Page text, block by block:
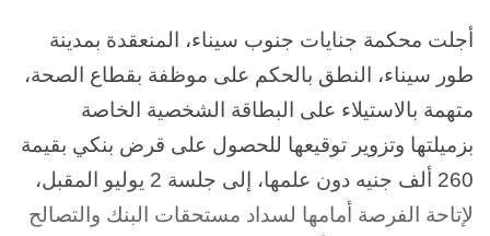
أجلت محكمة جنايات جنوب سيناء، المنعقدة بمدينة
طور سيناء، النطق بالحكم على موظفة بقطاع الصحة،
متهمة بالاستيلاء على البطاقة الشخصية الخاصة
بزميلتها وتزوير توقيعها للحصول على قرض بنكي بقيمة
260 ألف جنيه دون علمها، إلى جلسة 2 يوليو المقبل،
لإتاحة الفرصة أمامها لسداد مستحقات البنك والتصالح